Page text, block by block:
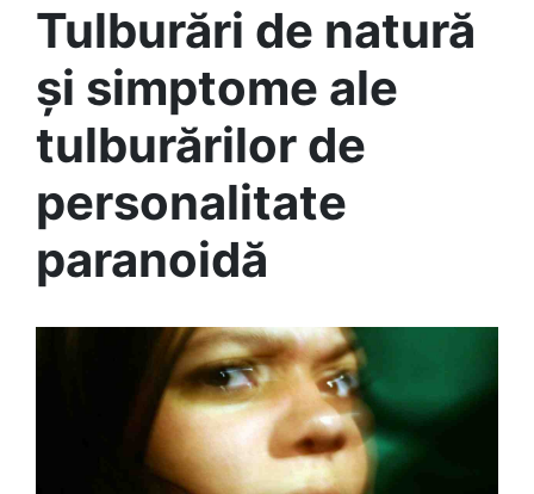
Tulburări de natură
și simptome ale
tulburărilor de
personalitate
paranoidă